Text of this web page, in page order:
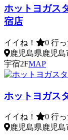
ホットヨガス
宿店
イイね！ 0 行っ
鹿児島県鹿児
宇宿2FMAP
ホットヨガス
イイね！ 0 行っ
鹿児島県鹿児